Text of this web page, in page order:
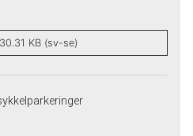
KB (sv-se)